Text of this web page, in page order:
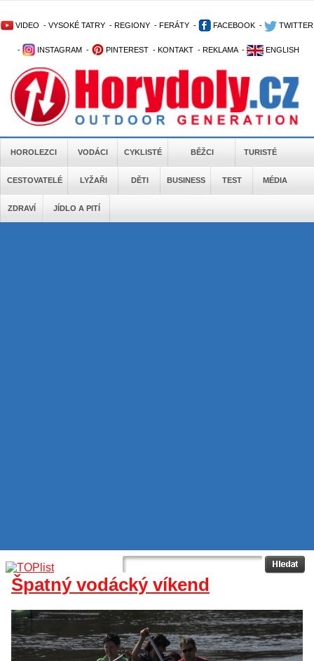
VIDEO - VYSOKÉ TATRY - REGIONY - FERÁTY - FACEBOOK - TWITTER
- INSTAGRAM - PINTEREST - KONTAKT - REKLAMA - ENGLISH
HOROLEZCI VODÁCI CYKLISTÉ BĚŽCI TURISTÉ
CESTOVATELÉ LYŽAŘI DĚTI BUSINESS TEST MÉDIA
ZDRAVÍ JÍDLO A PITÍ
Špatný vodácký víkend